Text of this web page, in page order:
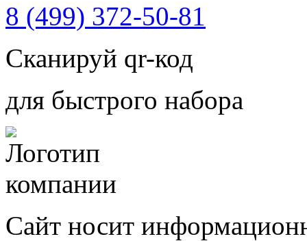
8 (499) 372-50-81
Сканируй qr-код
для быстрого набора
Сайт носит